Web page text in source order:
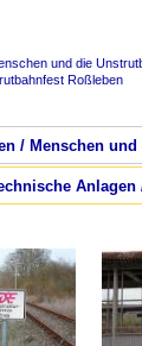
und die
Roßleben
/ Menschen